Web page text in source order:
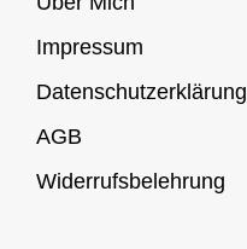
Impressum
Datenschutzerklärung
AGB
Widerrufsbelehrung